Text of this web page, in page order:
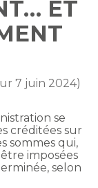
ET
7 juin 2024)
se
créditées sur
sommes qui,
imposées
selon